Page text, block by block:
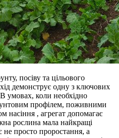
посіву та цільового
демонструє одну з ключових
умовах, коли необхідно
профілем, поживними
насіння , агрегат допомагає
рослина мала найкращі
не просто проростання, а